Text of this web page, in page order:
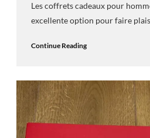
Les coffrets cadeaux pour
excellente option pour faire
Continue Reading